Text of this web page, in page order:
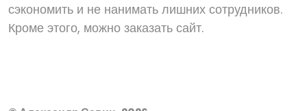
сэкономить и не нанимать лишних сотрудников.
Кроме этого, можно заказать сайт.